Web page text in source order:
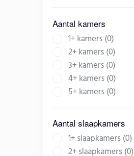
Aantal kamers
1+ kamers (0)
2+ kamers (0)
3+ kamers (0)
4+ kamers (0)
5+ kamers (0)
Aantal slaapkamers
1+ slaapkamers (0)
2+ slaapkamers (0)